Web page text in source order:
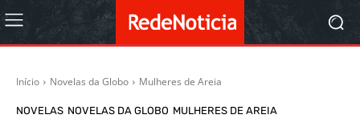
Início Novelas da Globo Mulheres de Areia
NOVELAS NOVELAS DA GLOBO MULHERES DE AREIA